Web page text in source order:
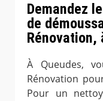
Demandez
de
Rénovation,
À Queudes,
Rénovation
Pour un